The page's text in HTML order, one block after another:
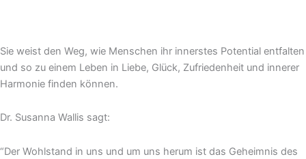
Sie weist den Weg, wie Menschen ihr innerstes Potential entfalten
und so zu einem Leben in Liebe, Glück, Zufriedenheit und innerer
Harmonie finden können.
Dr. Susanna Wallis sagt:
“Der Wohlstand in uns und um uns herum ist das Geheimnis des